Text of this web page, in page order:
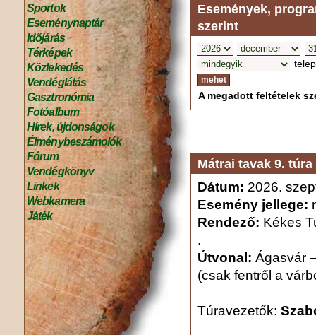
Sportok
Eseménynaptár
Időjárás
Térképek
Közlekedés
Vendéglátás
Gasztronómia
Fotóalbum
Hírek, újdonságok
Élménybeszámolók
Fórum
Vendégkönyv
Linkek
Webkamera
Játék
Események,
szerint
A megadott feltételek
Mátrai tavak 9. túra
Dátum: 2026.
Esemény jellege:
Rendező: Kékes
.
Útvonal: Ágasvár
(csak fentről a
Túravezetők: